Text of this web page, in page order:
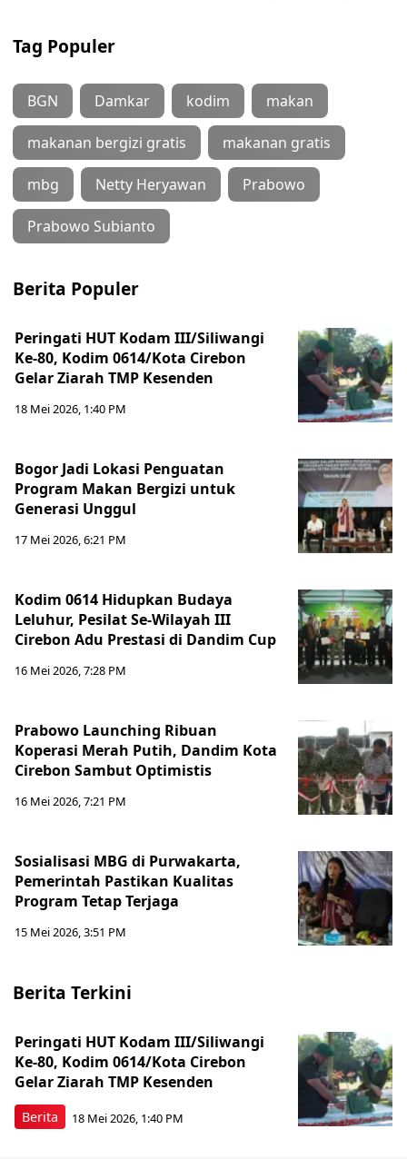
Tag Populer
BGN Damkar kodim makan
makanan bergizi gratis makanan gratis
mbg Netty Heryawan Prabowo
Prabowo Subianto
Berita Populer
Peringati HUT Kodam III/Siliwangi
Ke-80, Kodim 0614/Kota Cirebon
Gelar Ziarah TMP Kesenden
18 Mei 2026, 1:40 PM
Bogor Jadi Lokasi Penguatan
Program Makan Bergizi untuk
Generasi Unggul
17 Mei 2026, 6:21 PM
Kodim 0614 Hidupkan Budaya
Leluhur, Pesilat Se-Wilayah III
Cirebon Adu Prestasi di Dandim Cup
16 Mei 2026, 7:28 PM
Prabowo Launching Ribuan
Koperasi Merah Putih, Dandim Kota
Cirebon Sambut Optimistis
16 Mei 2026, 7:21 PM
Sosialisasi MBG di Purwakarta,
Pemerintah Pastikan Kualitas
Program Tetap Terjaga
15 Mei 2026, 3:51 PM
Berita Terkini
Berita
Peringati HUT Kodam III/Siliwangi
Ke-80, Kodim 0614/Kota Cirebon
Gelar Ziarah TMP Kesenden
18 Mei 2026, 1:40 PM